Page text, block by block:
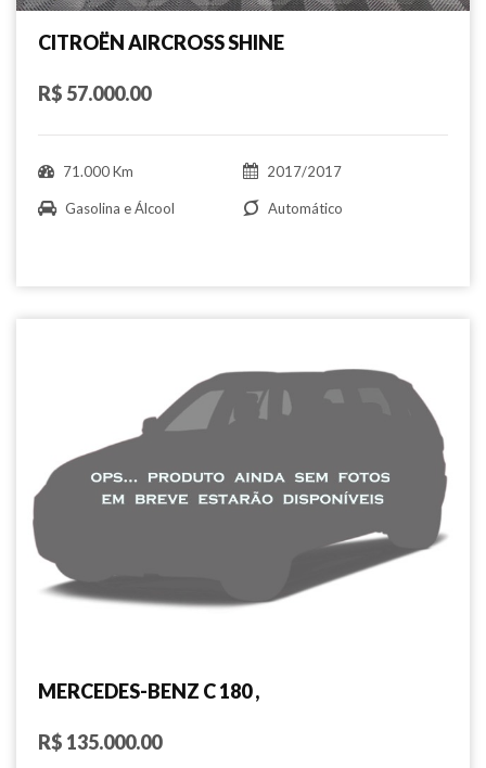
CITROËN AIRCROSS SHINE
R$ 57.000.00
71.000 Km 2017/2017
Gasolina e Álcool Automático
MERCEDES-BENZ C 180 ,
R$ 135.000.00